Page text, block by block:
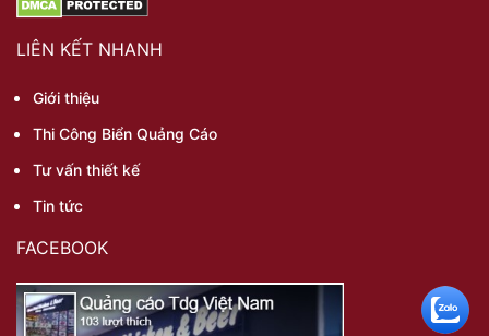
LIÊN KẾT NHANH
Giới thiệu
Thi Công Biển Quảng Cáo
Tư vấn thiết kế
Tin tức
FACEBOOK